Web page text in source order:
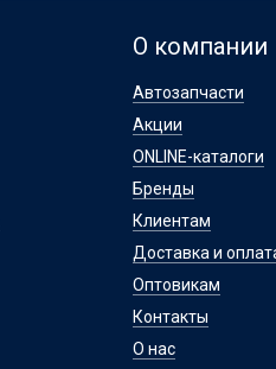
О компании
Автозапчасти
Акции
ONLINE-каталоги
Бренды
Клиентам
Доставка и
Оптовикам
Контакты
О нас